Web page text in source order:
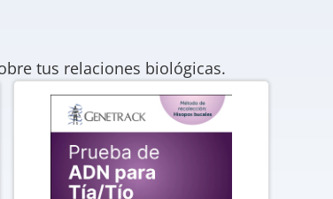
tus relaciones biológicas.